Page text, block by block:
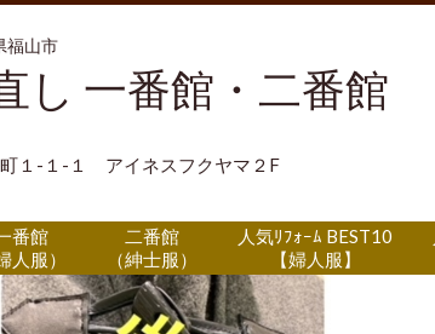
福山市
し 一番館・二番館
１-１-１ アイネスフクヤマ２F
番館
人服）
二番館
（紳士服）
人気ﾘﾌｫｰﾑ BEST10
【婦人服】